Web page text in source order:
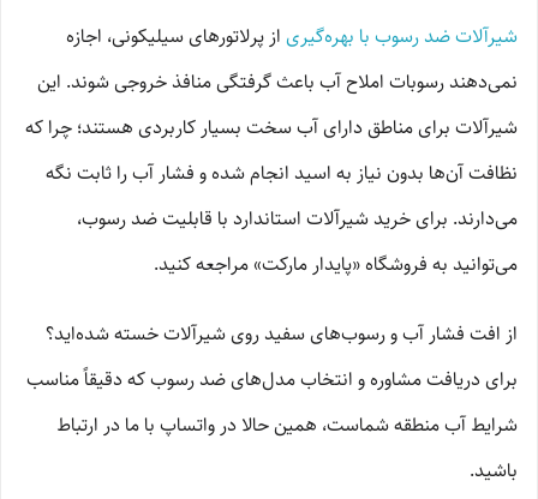
شیرآلات ضد رسوب با بهره‌گیری از پرلاتورهای سیلیکونی، اجازه
نمی‌دهند رسوبات املاح آب باعث گرفتگی منافذ خروجی شوند. این
شیرآلات برای مناطق دارای آب سخت بسیار کاربردی هستند؛ چرا که
نظافت آن‌ها بدون نیاز به اسید انجام شده و فشار آب را ثابت نگه
می‌دارند. برای خرید شیرآلات استاندارد با قابلیت ضد رسوب،
می‌توانید به فروشگاه «پایدار مارکت» مراجعه کنید.
از افت فشار آب و رسوب‌های سفید روی شیرآلات خسته شده‌اید؟
برای دریافت مشاوره و انتخاب مدل‌های ضد رسوب که دقیقاً مناسب
شرایط آب منطقه شماست، همین حالا در واتساپ با ما در ارتباط
باشید.